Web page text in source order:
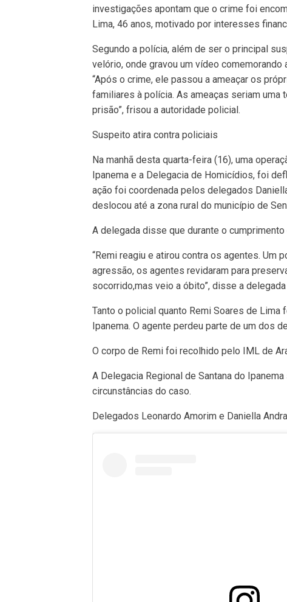
investigações apontam que o crime foi
Lima, 46 anos, motivado por interesses
Segundo a polícia, além de ser o principal
velório, onde gravou um vídeo
“Após o crime, ele passou a ameaçar os
familiares à polícia. As ameaças seriam
prisão”, frisou a autoridade policial.
Suspeito atira contra policiais
Na manhã desta quarta-feira (16), uma
Ipanema e a Delegacia de Homicídios, foi
ação foi coordenada pelos delegados
deslocou até a zona rural do município de
A delegada disse que durante o
“Remi reagiu e atirou contra os agentes. Um
agressão, os agentes revidaram para
socorrido,mas veio a óbito”, disse a delegada
Tanto o policial quanto Remi Soares de
Ipanema. O agente perdeu parte de um dos
O corpo de Remi foi recolhido pelo IML de
A Delegacia Regional de Santana do
circunstâncias do caso.
Delegados Leonardo Amorim e Daniella